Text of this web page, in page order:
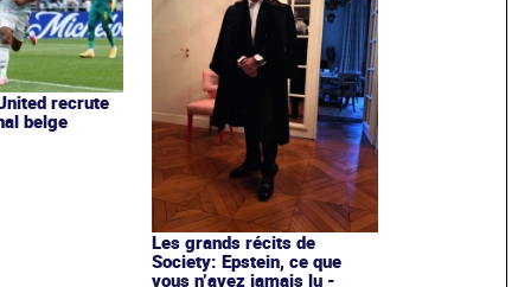
recrute
belge
Les grands récits de
Society: Epstein, ce que
vous n’avez jamais lu -